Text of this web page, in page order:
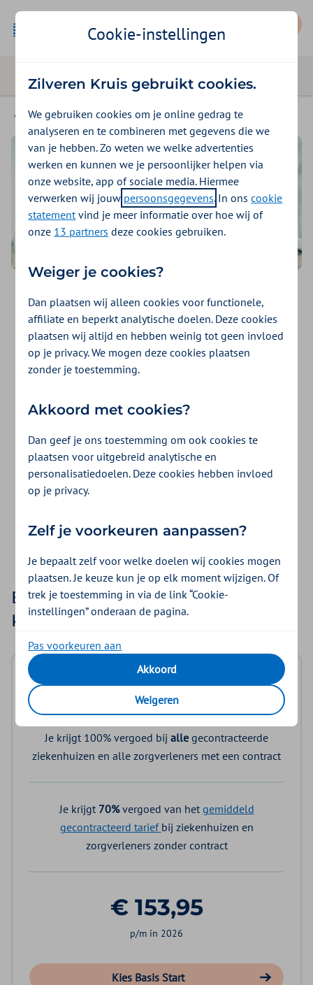
Basisverzekeringen
Alle basisverzekeringen van
Zilveren Kruis en ZieZo
Zilveren Kruis biedt 4 verschillende
en Basis Exclusief en ZieZo Basis. Wat er in
de basisverzekering zit wordt door de
overheid bepaald. De basisverzekeringen
verschillen in de keuze die je hebt uit
wordt verleend.
Basisverzekeringen van Zilveren
Kruis
Basis Start
Je krijgt 100% vergoed bij alle gecontracteerde
ziekenhuizen en alle zorgverleners met een contract
Je krijgt 70%vergoed van het gemiddeld
gecontracteerd tarief bij ziekenhuizen en
zorgverleners zonder contract
€ 153,95
p/m in 2026
Kies Basis Start
Cookie-instellingen
Zilveren Kruis gebruikt cookies.
We gebruiken cookies om je online gedrag te
analyseren en te combineren met gegevens die we
van je hebben. Zo weten we welke advertenties
werken en kunnen we je persoonlijker helpen via
onze website, app of sociale media. Hiermee
verwerken wij jouw persoonsgegevens. In onscookie
statementvind je meer informatie over hoe wij of
onze 13 partners deze cookies gebruiken.
Weiger je cookies?
Dan plaatsen wij alleen cookies voor functionele,
affiliate en beperkt analytische doelen. Deze cookies
plaatsen wij altijd en hebben weinig tot geen invloed
op je privacy. We mogen deze cookies plaatsen
zonder je toestemming.
Akkoord met cookies?
Dan geef je ons toestemming om ook cookies te
plaatsen voor uitgebreid analytische en
personalisatiedoelen. Deze cookies hebben invloed
op je privacy.
Zelf je voorkeuren aanpassen?
Je bepaalt zelf voor welke doelen wij cookies mogen
plaatsen. Je keuze kun je op elk moment wijzigen. Of
trek je toestemming in via de link “Cookie-
instellingen” onderaan de pagina.
Pas voorkeuren aan
Akkoord
Weigeren